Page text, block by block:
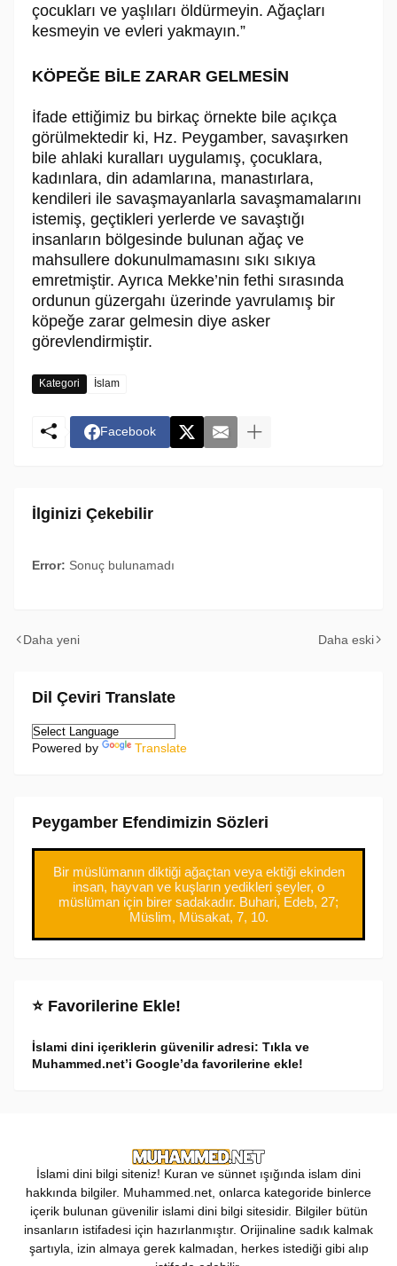
çocukları ve yaşlıları öldürmeyin. Ağaçları
kesmeyin ve evleri yakmayın.”
KÖPEĞE BİLE ZARAR GELMESİN
İfade ettiğimiz bu birkaç örnekte bile açıkça
görülmektedir ki, Hz. Peygamber, savaşırken
bile ahlaki kuralları uygulamış, çocuklara,
kadınlara, din adamlarına, manastırlara,
kendileri ile savaşmayanlarla savaşmamalarını
istemiş, geçtikleri yerlerde ve savaştığı
insanların bölgesinde bulunan ağaç ve
mahsullere dokunulmamasını sıkı sıkıya
emretmiştir. Ayrıca Mekke’nin fethi sırasında
ordunun güzergahı üzerinde yavrulamış bir
köpeğe zarar gelmesin diye asker
görevlendirmiştir.
Kategori İslam
Facebook
İlginizi Çekebilir
Error: Sonuç bulunamadı
Daha yeni Daha eski
Dil Çeviri Translate
Powered by Translate
Peygamber Efendimizin Sözleri
Bir müslümanın diktiği ağaçtan veya ektiği ekinden
insan, hayvan ve kuşların yedikleri şeyler, o
müslüman için birer sadakadır. Buhari, Edeb, 27;
Müslim, Müsakat, 7, 10.
⭐ Favorilerine Ekle!
İslami dini içeriklerin güvenilir adresi: Tıkla ve
Muhammed.net’i Google’da favorilerine ekle!
İslami dini bilgi siteniz! Kuran ve sünnet ışığında islam dini
hakkında bilgiler. Muhammed.net, onlarca kategoride binlerce
içerik bulunan güvenilir islami dini bilgi sitesidir. Bilgiler bütün
insanların istifadesi için hazırlanmıştır. Orijinaline sadık kalmak
şartıyla, izin almaya gerek kalmadan, herkes istediği gibi alıp